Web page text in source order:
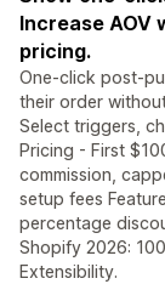
Increase AOV
pricing.
One-click post-
their order
Select triggers,
Pricing - First
commission,
setup fees
percentage
Shopify 2026:
Extensibility.